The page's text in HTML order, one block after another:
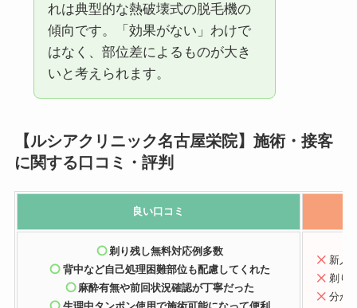
れは典型的な熱破壊式の脱毛機の
傾向です。「効果がない」わけで
はなく、部位差によるものが大き
いと考えられます。
【ルシアクリニック名古屋栄院】施術・接客
に関する口コミ・評判
良い口コミ
剃り残し無料対応例多数
背中など自己処理困難部位も配慮してくれた
麻酔有無や前回状況確認が丁寧だった
新人
剃り
分か